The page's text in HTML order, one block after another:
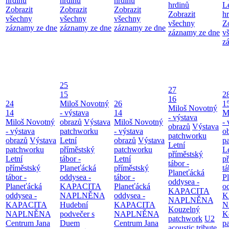
Zobrazit
všechny
záznamy ze dne
Zobrazit
všechny
záznamy ze dne
Zobrazit
všechny
záznamy ze dne
hrdinů
Zobrazit
všechny
záznamy ze dne
24
14
Miloš Novotný
- výstava
obrazů Výstava
patchworku
Letní
příměstský
tábor -
Planeťácká
oddysea -
KAPACITA
NAPLNĚNA
Centrum Jana
25
15
Miloš Novotný
- výstava
obrazů Výstava
patchworku
Letní
příměstský
tábor -
Planeťácká
oddysea -
KAPACITA
NAPLNĚNA
Hudební
podvečer s
Duem
26
14
Miloš Novotný
- výstava
obrazů Výstava
patchworku
Letní
příměstský
tábor -
Planeťácká
oddysea -
KAPACITA
NAPLNĚNA
Centrum Jana
27
16
Miloš Novotný
- výstava
obrazů Výstava
patchworku
Letní
příměstský
tábor -
Planeťácká
oddysea -
KAPACITA
NAPLNĚNA
Kouzelný
patchwork U2
-